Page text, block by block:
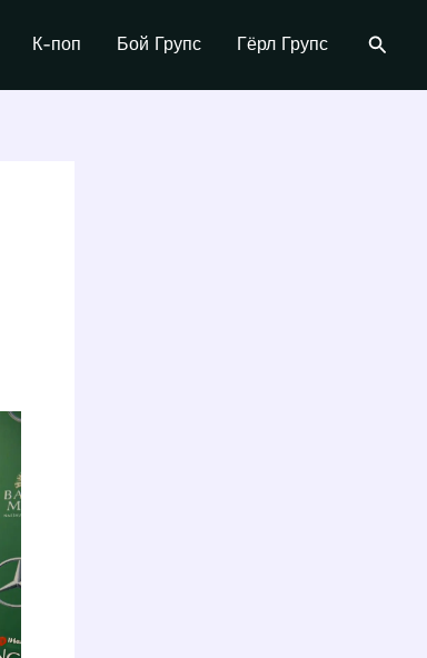
К-поп Бой Групс Гёрл Групс Поиск